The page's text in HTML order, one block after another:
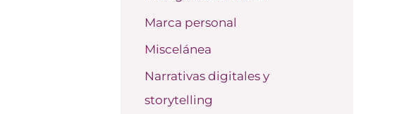
Marca personal
Miscelánea
Narrativas digitales y
storytelling